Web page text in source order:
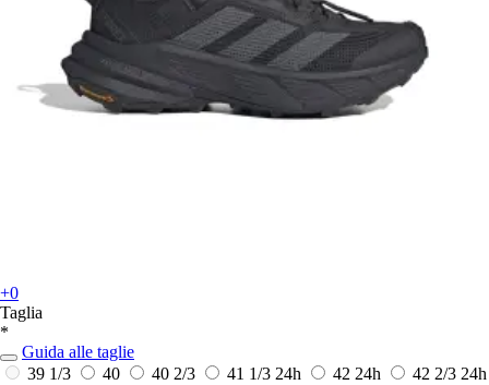
+0
Taglia
*
Guida alle taglie
39 1/3
40 40 2/3 41 1/3 24h 42 24h 42 2/3 24h